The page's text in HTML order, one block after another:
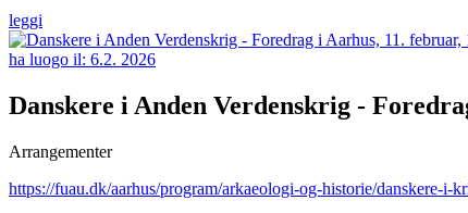
leggi
ha luogo il: 6.2. 2026
Danskere i Anden Verdenskrig -
Arrangementer
https://fuau.dk/aarhus/program/arkaeologi-og-historie/danskere-i-